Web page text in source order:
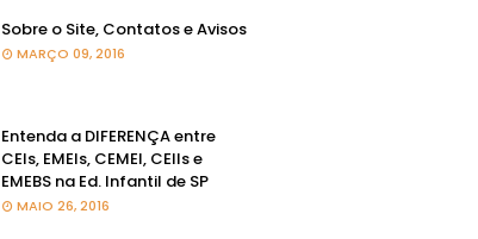
Sobre o Site, Contatos e Avisos
MARÇO 09, 2016
Entenda a DIFERENÇA entre
CEIs, EMEIs, CEMEI, CEIIs e
EMEBS na Ed. Infantil de SP
MAIO 26, 2016